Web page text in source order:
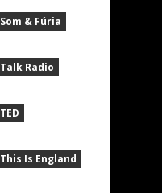
Som & Fúria
Talk Radio
TED
This Is England